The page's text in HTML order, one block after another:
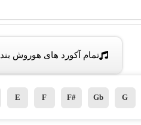
تمام آکورد های هوروش بند
G
Gb
F#
F
E